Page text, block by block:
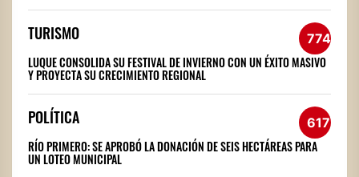
TURISMO 774
LUQUE CONSOLIDA SU FESTIVAL DE INVIERNO CON UN ÉXITO MASIVO
Y PROYECTA SU CRECIMIENTO REGIONAL
POLÍTICA 617
RÍO PRIMERO: SE APROBÓ LA DONACIÓN DE SEIS HECTÁREAS PARA
UN LOTEO MUNICIPAL